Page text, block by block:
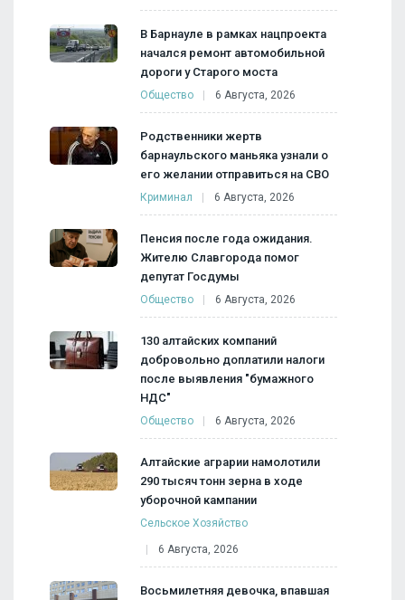
В Барнауле в рамках нацпроекта
начался ремонт автомобильной
дороги у Старого моста
Общество 6 Августа, 2026
Родственники жертв
барнаульского маньяка узнали о
его желании отправиться на СВО
Криминал 6 Августа, 2026
Пенсия после года ожидания.
Жителю Славгорода помог
депутат Госдумы
Общество 6 Августа, 2026
130 алтайских компаний
добровольно доплатили налоги
после выявления "бумажного
НДС"
Общество 6 Августа, 2026
Алтайские аграрии намолотили
290 тысяч тонн зерна в ходе
уборочной кампании
Сельское Хозяйство
6 Августа, 2026
Восьмилетняя девочка, впавшая